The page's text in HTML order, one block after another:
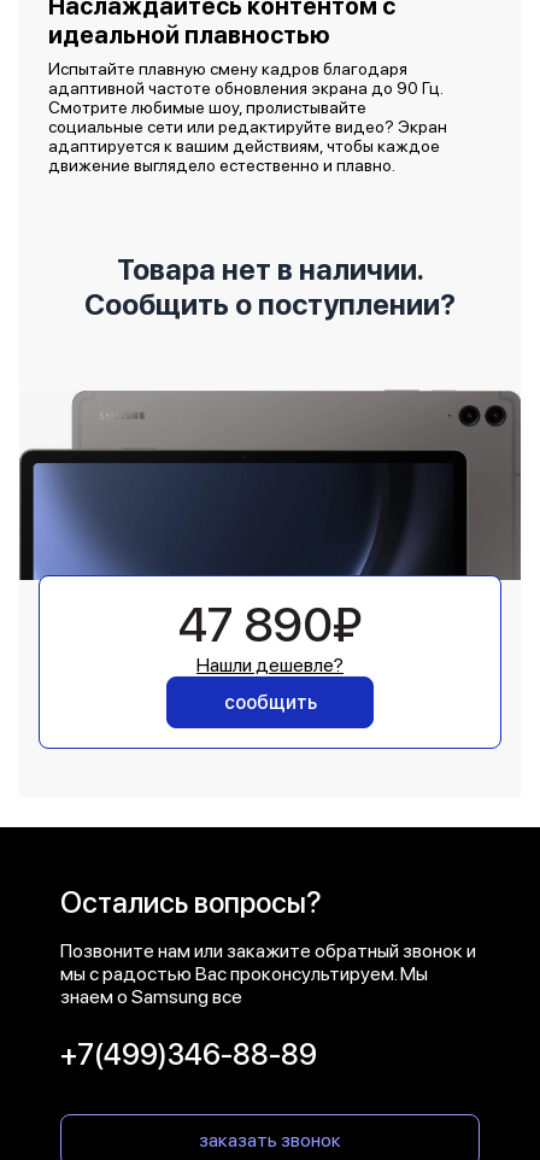
Наслаждайтесь контентом с
идеальной плавностью
Испытайте плавную смену кадров благодаря
адаптивной частоте обновления экрана до 90 Гц.
Смотрите любимые шоу, пролистывайте
социальные сети или редактируйте видео? Экран
адаптируется к вашим действиям, чтобы каждое
движение выглядело естественно и плавно.
Товара нет в наличии.
Сообщить о поступлении?
47 890₽
Нашли дешевле?
сообщить
Остались вопросы?
Позвоните нам или закажите обратный звонок и
мы с радостью Вас проконсультируем. Мы
знаем о Samsung все
+7(499)346-88-89
заказать звонок